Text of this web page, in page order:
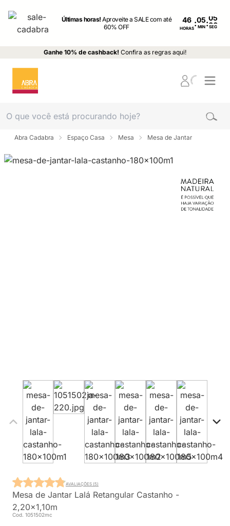
Últimas horas!Aproveite a SALE com até
60% OFF
46
HORAS: MIN : SEG
Ganhe 10% de cashback! Confira as regras aqui!
Abra Cadabra Espaço Casa Mesa Mesa de Jantar
Mesa de Jantar Lalá Retangular Castanho -
2,20x1,10m
Cod. 1051502mc
AVALIAÇÕES (5)